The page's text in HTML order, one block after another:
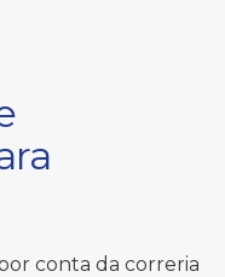
conta da correria